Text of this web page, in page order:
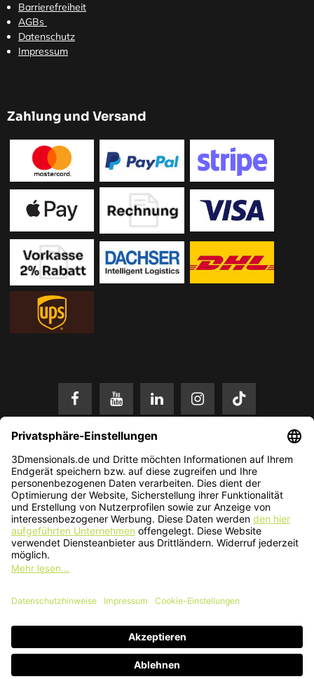
Barrierefreiheit
AGBs
Datenschutz
Impressum
Zahlung und Versand
* Alle Preise in EUR inkl. gesetzl. Mehrwertsteuer zzgl. Versandkosten.
Änderungen und Irrtümer vorbehalten. Nur solange der Vorrat reicht.
© 2026 3Dmensionals / PONTIALIS GmbH & Co. KG - All Rights Reserved.​
Kundenbewertung